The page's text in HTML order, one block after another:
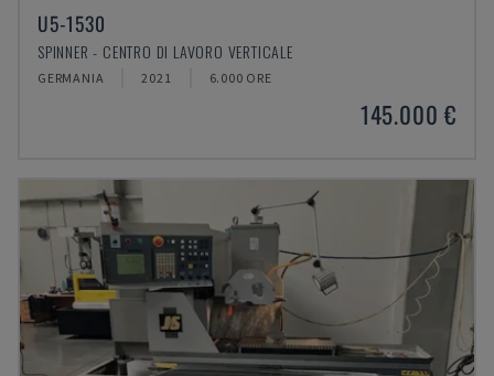
U5-1530
SPINNER - CENTRO DI LAVORO VERTICALE
GERMANIA 2021 6.000 ORE
145.000 €